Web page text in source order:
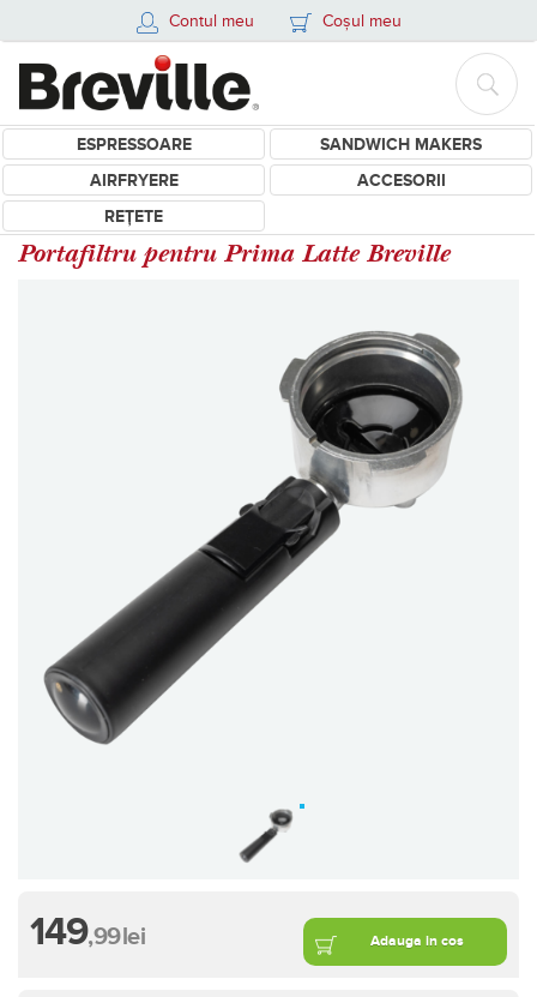
Contul meu Coșul meu
ESPRESSOARE
SANDWICH MAKERS
AIRFRYERE
ACCESORII
REȚETE
Portafiltru pentru Prima Latte Breville
149,99lei Adauga in cos